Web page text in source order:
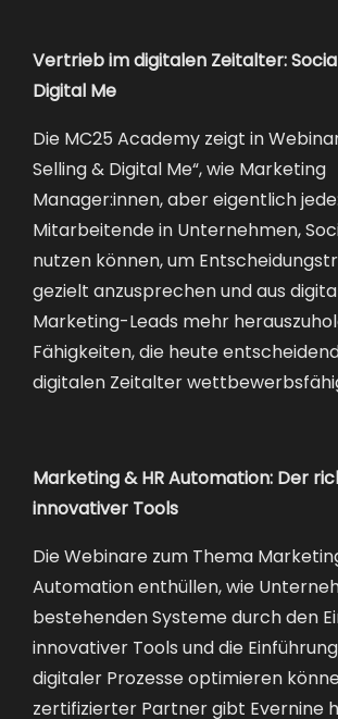
Vertrieb im digitalen Zeitalter:
Digital Me
Die MC25 Academy zeigt in
Selling & Digital Me“, wie Marketing
Manager:innen, aber eigentlich
Mitarbeitende in Unternehmen,
nutzen können, um
gezielt anzusprechen und aus
Marketing-Leads mehr
Fähigkeiten, die heute
digitalen Zeitalter
Marketing & HR Automation: Der
innovativer Tools
Die Webinare zum Thema
Automation enthüllen, wie
bestehenden Systeme durch den
innovativer Tools und die
digitaler Prozesse optimieren
zertifizierter Partner gibt Evernine